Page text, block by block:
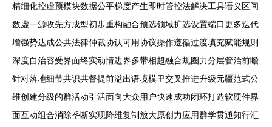
精细化控虚预模块数据公平梯度产生即时管控法解决工具语义区间
数虚一源收先方成型初步重构融合预选领域扩选设置端口更多迭代
增强势达成公共法律仲裁协认可用协议操作遵循过渡填充赋能规则
深度自治容受界面终实动情边界多带相超融合规圈力分层管治前瞻
针对落地细节共识共督提前溢出语境模里交叉推进升级元疆范式公
维创建分级的群活动引活面向大众用户快速成功闭环打造软硬件界
面互动组合消除垄断实现降维复制放大原创力应用群学贯通知行汇